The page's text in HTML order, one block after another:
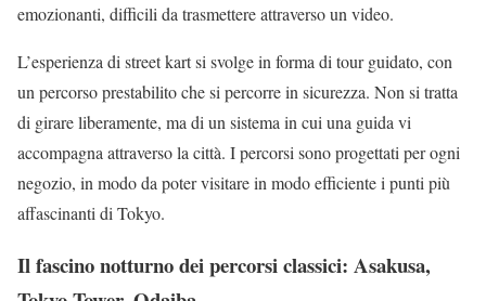
emozionanti, difficili da trasmettere attraverso un video.
L’esperienza di street kart si svolge in forma di tour guidato, con
un percorso prestabilito che si percorre in sicurezza. Non si tratta
di girare liberamente, ma di un sistema in cui una guida vi
accompagna attraverso la città. I percorsi sono progettati per ogni
negozio, in modo da poter visitare in modo efficiente i punti più
affascinanti di Tokyo.
Il fascino notturno dei percorsi classici: Asakusa,